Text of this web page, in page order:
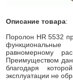
Описание товара:
Поролон HR 5532
функциональные
равномерному
Преимуществом
благодаря
эксплуатации не